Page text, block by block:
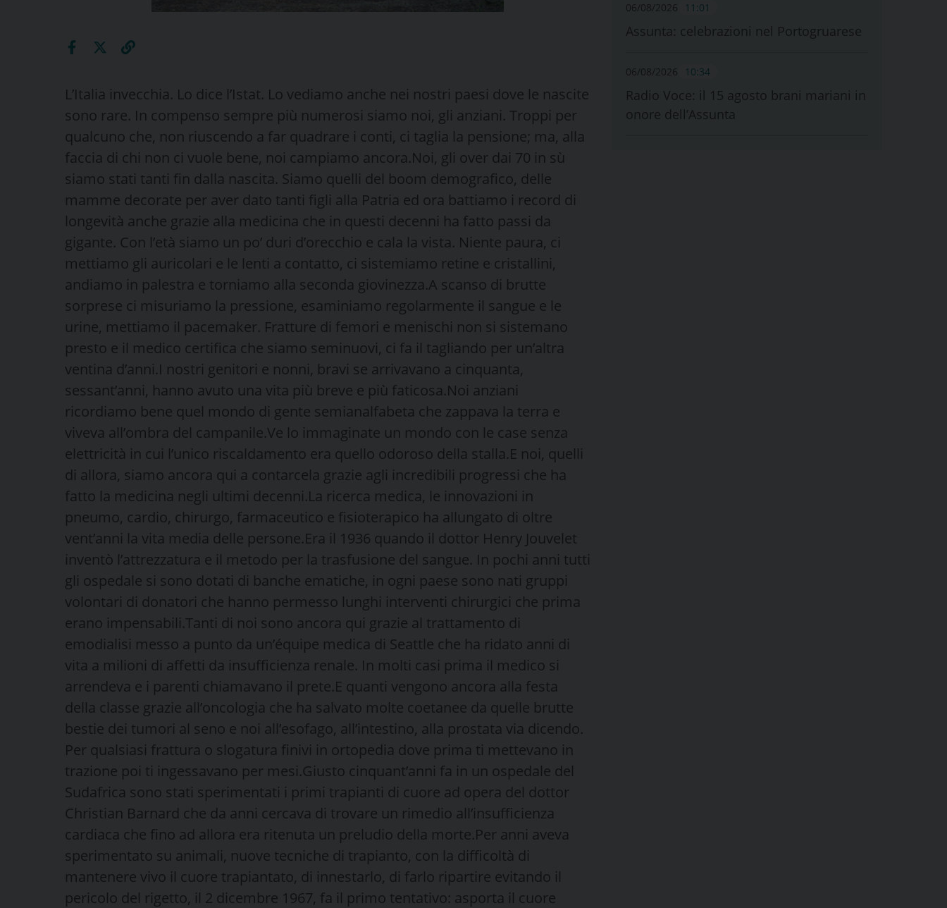
L’Italia invecchia. Lo dice l’Istat. Lo vediamo anche nei nostri paesi dove le nascite
sono rare. In compenso sempre più numerosi siamo noi, gli anziani. Troppi per
qualcuno che, non riuscendo a far quadrare i conti, ci taglia la pensione; ma, alla
faccia di chi non ci vuole bene, noi campiamo ancora.Noi, gli over dai 70 in sù
siamo stati tanti fin dalla nascita. Siamo quelli del boom demografico, delle
mamme decorate per aver dato tanti figli alla Patria ed ora battiamo i record di
longevità anche grazie alla medicina che in questi decenni ha fatto passi da
gigante. Con l’età siamo un po’ duri d’orecchio e cala la vista. Niente paura, ci
mettiamo gli auricolari e le lenti a contatto, ci sistemiamo retine e cristallini,
andiamo in palestra e torniamo alla seconda giovinezza.A scanso di brutte
sorprese ci misuriamo la pressione, esaminiamo regolarmente il sangue e le
urine, mettiamo il pacemaker. Fratture di femori e menischi non si sistemano
presto e il medico certifica che siamo seminuovi, ci fa il tagliando per un’altra
ventina d’anni.I nostri genitori e nonni, bravi se arrivavano a cinquanta,
sessant’anni, hanno avuto una vita più breve e più faticosa.Noi anziani
ricordiamo bene quel mondo di gente semianalfabeta che zappava la terra e
viveva all’ombra del campanile.Ve lo immaginate un mondo con le case senza
elettricità in cui l’unico riscaldamento era quello odoroso della stalla.E noi, quelli
di allora, siamo ancora qui a contarcela grazie agli incredibili progressi che ha
fatto la medicina negli ultimi decenni.La ricerca medica, le innovazioni in
pneumo, cardio, chirurgo, farmaceutico e fisioterapico ha allungato di oltre
vent’anni la vita media delle persone.Era il 1936 quando il dottor Henry Jouvelet
inventò l’attrezzatura e il metodo per la trasfusione del sangue. In pochi anni tutti
gli ospedale si sono dotati di banche ematiche, in ogni paese sono nati gruppi
volontari di donatori che hanno permesso lunghi interventi chirurgici che prima
erano impensabili.Tanti di noi sono ancora qui grazie al trattamento di
emodialisi messo a punto da un’équipe medica di Seattle che ha ridato anni di
vita a milioni di affetti da insufficienza renale. In molti casi prima il medico si
arrendeva e i parenti chiamavano il prete.E quanti vengono ancora alla festa
della classe grazie all’oncologia che ha salvato molte coetanee da quelle brutte
bestie dei tumori al seno e noi all’esofago, all’intestino, alla prostata via dicendo.
Per qualsiasi frattura o slogatura finivi in ortopedia dove prima ti mettevano in
trazione poi ti ingessavano per mesi.Giusto cinquant’anni fa in un ospedale del
Sudafrica sono stati sperimentati i primi trapianti di cuore ad opera del dottor
Christian Barnard che da anni cercava di trovare un rimedio all’insufficienza
cardiaca che fino ad allora era ritenuta un preludio della morte.Per anni aveva
sperimentato su animali, nuove tecniche di trapianto, con la difficoltà di
mantenere vivo il cuore trapiantato, di innestarlo, di farlo ripartire evitando il
pericolo del rigetto, il 2 dicembre 1967, fa il primo tentativo: asporta il cuore
06/08/2026 11:01
Assunta: celebrazioni nel Portogruarese
06/08/2026 10:34
Radio Voce: il 15 agosto brani mariani in
onore dell’Assunta